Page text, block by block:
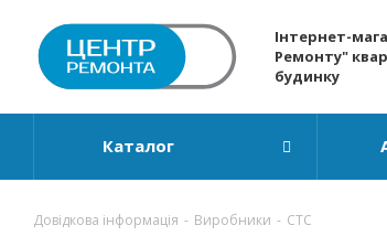
Інтернет-
Ремонту"
будинку
Каталог
Довідкова інформація - Виробники - СТС